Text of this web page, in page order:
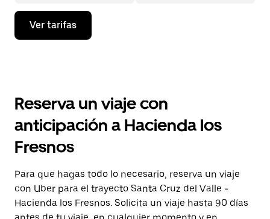
Presiona
flecha
el
y
selecciona
una
Presiona
la
tecla Esc
para
cerrar
Ver tarifas
Reserva un viaje con
anticipación a Hacienda los
Fresnos
Para que hagas todo lo necesario, reserva un viaje
con Uber para el trayecto Santa Cruz del Valle -
Hacienda los Fresnos. Solicita un viaje hasta 90 días